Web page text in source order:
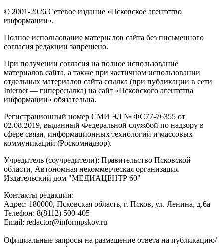
© 2001-2026 Сетевое издание «Псковское агентство
информации».
Полное использование материалов сайта без письменного
согласия редакции запрещено.
При получении согласия на полное использование
материалов сайта, а также при частичном использовании
отдельных материалов сайта ссылка (при публикации в сети
Internet — гиперссылка) на сайт «Псковского агентства
информации» обязательна.
Регистрационный номер СМИ ЭЛ № ФС77-76355 от
02.08.2019, выданный Федеральной службой по надзору в
сфере связи, информационных технологий и массовых
коммуникаций (Роскомнадзор).
Учредитель (соучредители): Правительство Псковской
области, Автономная некоммерческая организация
Издательский дом "МЕДИАЦЕНТР 60"
Контакты редакции:
Адреc: 180000, Псковская область, г. Псков, ул. Ленина, д.6а
Телефон: 8(8112) 500-405
Email: redactor@informpskov.ru
Официальные запросы на размещение ответа на публикацию/